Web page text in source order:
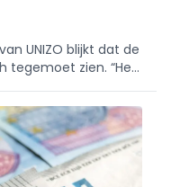
UNIZO blijkt dat de
tegemoet zien. “Het
Assche. “Ook de
onder de